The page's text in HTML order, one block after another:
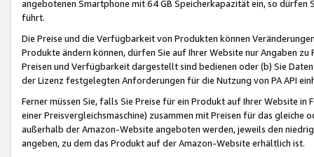
angebotenen Smartphone mit 64 GB Speicherkapazität ein, so dürfen
führt.
Die Preise und die Verfügbarkeit von Produkten können
Produkte ändern können, dürfen Sie auf Ihrer Website nur Angaben
Preisen und Verfügbarkeit dargestellt sind bedienen oder (b) Sie
der Lizenz festgelegten Anforderungen für die Nutzung von PA API
Ferner müssen Sie, falls Sie Preise für ein Produkt auf Ihrer Website
einer Preisvergleichsmaschine) zusammen mit Preisen für das
außerhalb der Amazon-Website angeboten werden, jeweils den
angeben, zu dem das Produkt auf der Amazon-Website erhältlich ist.